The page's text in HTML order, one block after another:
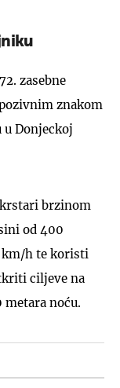
zasebne
znakom
Donjeckoj
brzinom
od 400
km/h te koristi
ciljeve na
metara noću.